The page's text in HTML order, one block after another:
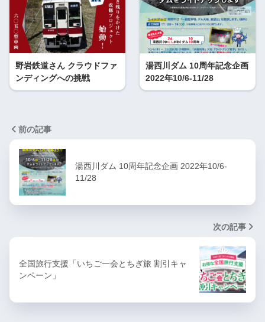
野岩鉄道さん クラウドファ
ンディングへの挑戦
湯西川ダム 10周年記念企画
2022年10/6-11/28
前の記事
湯西川ダム 10周年記念企画 2022年10/6-
11/28
次の記事
全国旅行支援「いちご一会とちぎ旅 割引キャ
ンペーン」